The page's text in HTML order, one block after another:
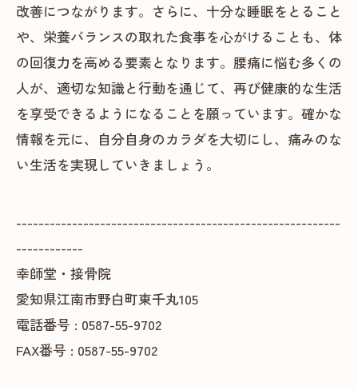
改善につながります。さらに、十分な睡眠をとること
や、栄養バランスの取れた食事を心がけることも、体
の回復力を高める要素となります。腰痛に悩む多くの
人が、適切な知識と行動を通じて、再び健康的な生活
を享受できるようになることを願っています。確かな
情報を元に、自分自身のカラダを大切にし、痛みのな
い生活を実現していきましょう。
----------------------------------------------------------
------------
幸師堂・接骨院
愛知県江南市野白町東千丸105
電話番号 : 0587-55-9702
FAX番号 : 0587-55-9702